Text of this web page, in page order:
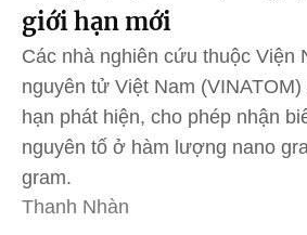
giới hạn mới
Các nhà nghiên cứu thuộc Viện
nguyên tử Việt Nam
hạn phát hiện, cho phép nhận
nguyên tố ở hàm lượng nano
gram.
Thanh Nhàn